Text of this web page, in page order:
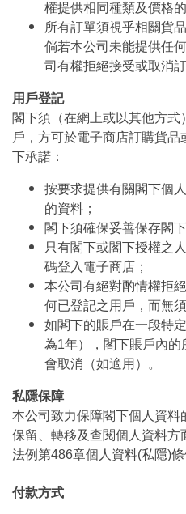
權提供相同種類及價格
所有訂單須視乎相關貨
倘若本公司未能提供任
司有權拒絕接受或取消訂
用戶登記
閣下須（在網上或以其他方式
戶，方可於電子商店訂購貨
下承諾：
按要求提供有關閣下個
的資料；
閣下須確保妥善保存閣
只有閣下或閣下授權之
碼登入電子商店；
本公司有絕對酌情權拒
何已登記之用戶，而無
如閣下的賬戶在一段特
為1年），閣下賬戶內
會取消（如適用）。
私隱保障
本公司致力保障閣下個人資料
保留、轉移及查閱個人資料
法例第486章個人資料(私隱)條
付款方式